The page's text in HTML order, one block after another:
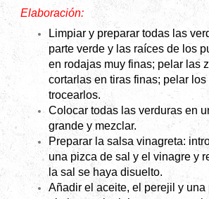
Elaboración:
Limpiar y preparar todas las
parte verde y las raíces de los
en rodajas muy finas; pelar las
cortarlas en tiras finas; pelar
trocearlos.
Colocar todas las verduras en
grande y mezclar.
Preparar la salsa vinagreta:
una pizca de sal y el vinagre y
la sal se haya disuelto.
Añadir el aceite, el perejil y una